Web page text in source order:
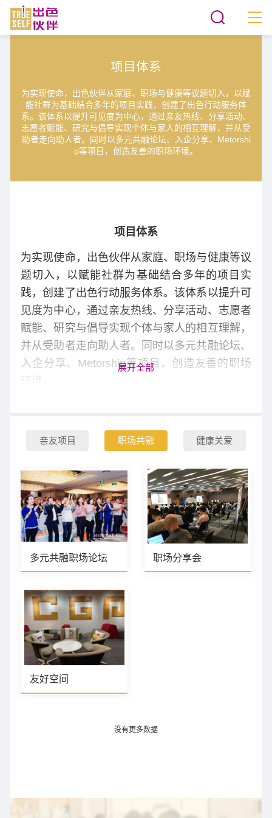
项目体系
为实现使命，出色伙伴从家庭、职场与健康等议题切入，以赋
能社群为基础结合多年的项目实践，创建了出色行动服务体
系。该体系以提升可见度为中心，通过亲友热线、分享活动、
志愿者赋能、研究与倡导实现个体与家人的相互理解，并从受
助者走向助人者。同时以多元共融论坛、入企分享、Metorshi
p等项目，创造友善的职场环境。
项目体系
为实现使命，出色伙伴从家庭、职场与健康等议
题切入，以赋能社群为基础结合多年的项目实
践，创建了出色行动服务体系。该体系以提升可
见度为中心，通过亲友热线、分享活动、志愿者
赋能、研究与倡导实现个体与家人的相互理解，
并从受助者走向助人者。同时以多元共融论坛、
入企分享、Metorship等项目，创造友善的职场
展开全部
亲友项目 职场共融 健康关爱
多元共融职场论坛 职场分享会
友好空间
没有更多数据